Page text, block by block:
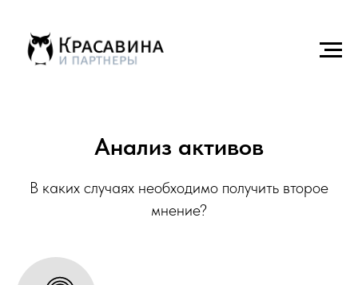
Анализ активов
В каких случаях необходимо получить второе
мнение?